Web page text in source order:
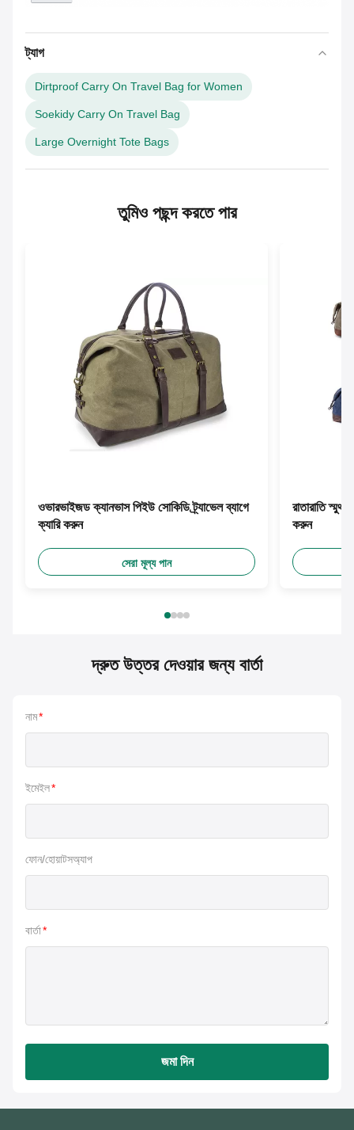
ট্যাগ
Dirtproof Carry On Travel Bag for Women
Soekidy Carry On Travel Bag
Large Overnight Tote Bags
তুমিও পছন্দ করতে পার
ওভারভাইজড ক্যানভাস পিইউ সোকিডি ট্র্যাভেল ব্যাগে
ক্যারি করুন
সেরা মূল্য পান
রাতারাতি স্মুথ
করুন
দ্রুত উত্তর দেওয়ার জন্য বার্তা
নাম*
ইমেইল*
ফোন/হোয়াটসঅ্যাপ
বার্তা*
জমা দিন